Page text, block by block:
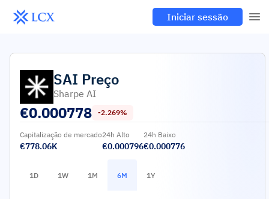
Iniciar sessão
SAI Preço
Sharpe AI
€0.000778 -2.269%
Capitalização de mercado
€778.06K
24h Alto
€0.000796
24h Baixo
€0.000776
1D 1W 1M 6M 1Y